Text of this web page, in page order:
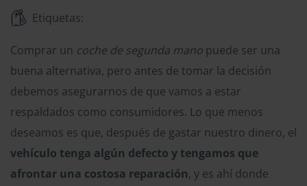
Etiquetas:
Comprar un coche de segunda mano puede ser una
buena alternativa, pero antes de tomar la decisión
debemos asegurarnos de que vamos a estar
respaldados como consumidores. Lo que menos
deseamos es que, después de gastar nuestro dinero, el
vehículo tenga algún defecto y tengamos que
afrontar una costosa reparación, y es ahí donde